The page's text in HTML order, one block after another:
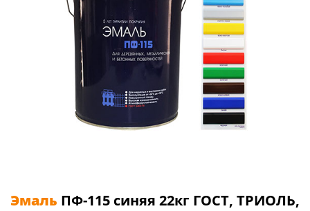
Эмаль ПФ-115 синяя 22кг ГОСТ, ТРИОЛЬ,